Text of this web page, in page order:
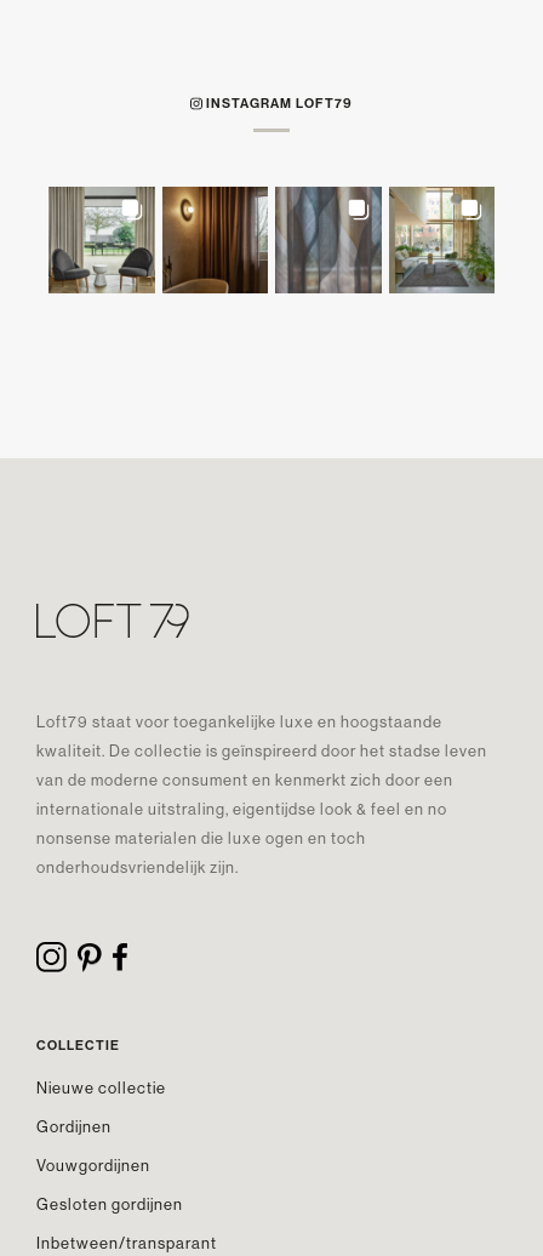
INSTAGRAM LOFT79
Loft79 staat voor toegankelijke luxe en hoogstaande
kwaliteit. De collectie is geïnspireerd door het stadse leven
van de moderne consument en kenmerkt zich door een
internationale uitstraling, eigentijdse look & feel en no
nonsense materialen die luxe ogen en toch
onderhoudsvriendelijk zijn.
COLLECTIE
Nieuwe collectie
Gordijnen
Vouwgordijnen
Gesloten gordijnen
Inbetween/transparant